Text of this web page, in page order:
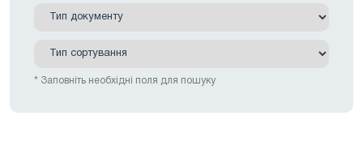
* Заповніть необхідні поля для пошуку